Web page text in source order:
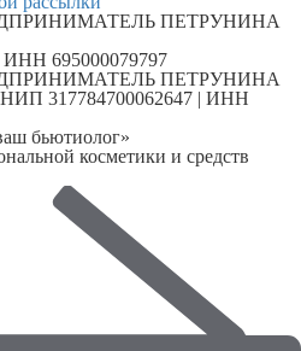
ПЕТРУНИНА
695000079797
ПЕТРУНИНА
317784700062647 | ИНН
бьютиолог»
косметики и средств